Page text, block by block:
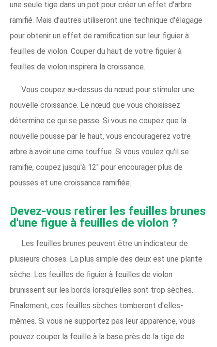
une seule tige dans un pot pour créer un effet d'arbre
ramifié. Mais d'autres utiliseront une technique d'élagage
pour obtenir un effet de ramification sur leur figuier à
feuilles de violon. Couper du haut de votre figuier à
feuilles de violon inspirera la croissance.
Vous coupez au-dessus du nœud pour stimuler une
nouvelle croissance. Le nœud que vous choisissez
détermine ce qui se passe. Si vous ne coupez que la
nouvelle pousse par le haut, vous encouragerez votre
arbre à avoir une cime touffue. Si vous voulez qu'il se
ramifie, coupez jusqu'à 12" pour encourager plus de
pousses et une croissance ramifiée.
Devez-vous retirer les feuilles brunes
d'une figue à feuilles de violon ?
Les feuilles brunes peuvent être un indicateur de
plusieurs choses. La plus simple des deux est une plante
sèche. Les feuilles de figuier à feuilles de violon
brunissent sur les bords lorsqu'elles sont trop sèches.
Finalement, ces feuilles sèches tomberont d'elles-
mêmes. Si vous ne supportez pas leur apparence, vous
pouvez couper la feuille à la base près de la tige de